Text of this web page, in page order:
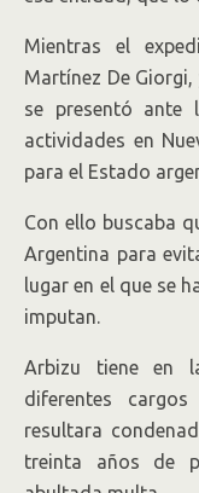
Mientras el
Martínez De
se presentó ante
actividades en
para el Estado
Con ello buscaba
Argentina para
lugar en el que se
imputan.
Arbizu tiene en
diferentes
resultara
treinta años de